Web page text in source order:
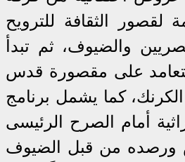
لقصور الثقافة للترويح
والضيوف، ثم تبدأ
على مقصورة قدس
كما يشمل برنامج
أمام الصرح الرئيسى
ورصده من قبل الضيوف